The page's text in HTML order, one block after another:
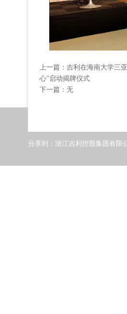
上一篇： 吉利在海南大学三
心”启动揭牌仪式
下一篇：无
分享到： 浙江吉利控股集团有限